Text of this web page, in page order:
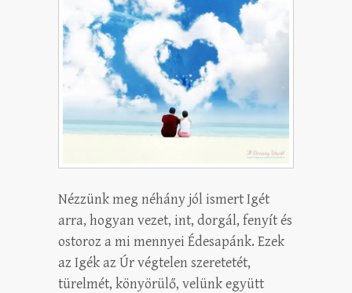
Nézzünk meg néhány jól ismert Igét
arra, hogyan vezet, int, dorgál, fenyít és
ostoroz a mi mennyei Édesapánk. Ezek
az Igék az Úr végtelen szeretetét,
türelmét, könyörülő, velünk együtt